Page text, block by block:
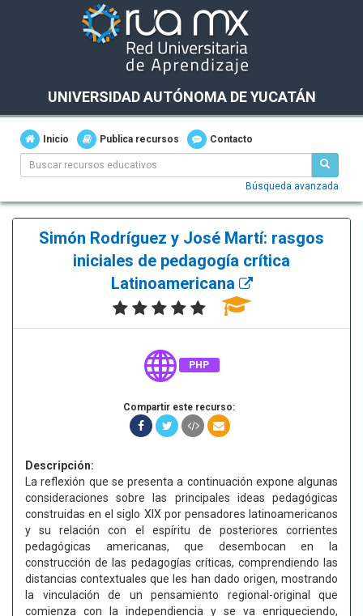
UNIVERSIDAD AUTÓNOMA DE YUCATÁN
Inicio Publica recursos Contacto
Búsqueda avanzada
Simón Rodríguez y José Martí: rasgos
iniciales de pedagogía crítica
Latinoamericana
PHP
Compartir este recurso:
Descripción:
La reflexión que se presenta a continuación expone algunas
consideraciones sobre las principales ideas pedagógicas
construidas en el siglo XIX por pensadores latinoamericanos
y su relación con el espíritu de posteriores corrientes
pedagógicas americanas, que desembocan en la
construcción de las pedagogías críticas, comprendiendo las
distancias contextuales que les han dado origen, mostrando
la vinculación de un pensamiento regional-original que
comienza con la independiencia y se va enriqueciendo,